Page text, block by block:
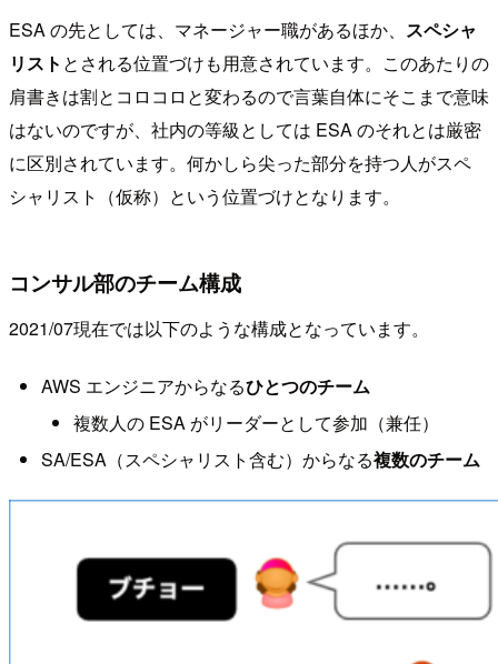
ESA の先としては、マネージャー職があるほか、 スペシャ
リスト とされる位置づけも用意されています。このあたりの
肩書きは割とコロコロと変わるので言葉自体にそこまで意味
はないのですが、社内の等級としては ESA のそれとは厳密
に区別されています。何かしら尖った部分を持つ人がスペ
シャリスト（仮称）という位置づけとなります。
コンサル部のチーム構成
2021/07現在では以下のような構成となっています。
AWS エンジニアからなるひとつのチーム
複数人の ESA がリーダーとして参加（兼任）
SA/ESA（スペシャリスト含む）からなる複数のチーム